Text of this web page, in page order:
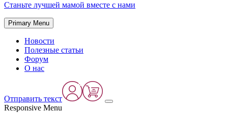
Станьте лучшей мамой вместе с нами
Primary Menu
Новости
Полезные статьи
Форум
О нас
Отправить текст
Responsive Menu